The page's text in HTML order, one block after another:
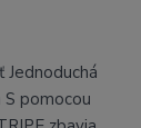
Jednoduchá
S pomocou